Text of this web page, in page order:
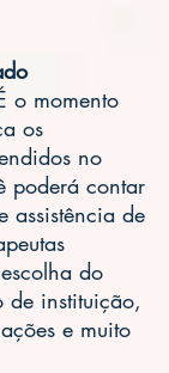
o momento
os
no
poderá contar
assistência de
do
instituição,
e muito